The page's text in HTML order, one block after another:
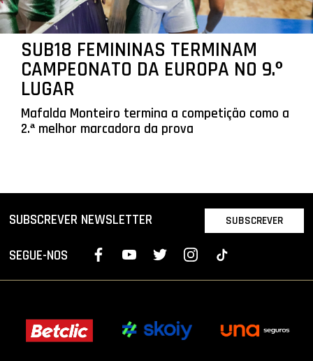
SUB18 FEMININAS TERMINAM
CAMPEONATO DA EUROPA NO 9.º
LUGAR
Mafalda Monteiro termina a competição como a
2.ª melhor marcadora da prova
SUBSCREVER NEWSLETTER SUBSCREVER
SEGUE-NOS